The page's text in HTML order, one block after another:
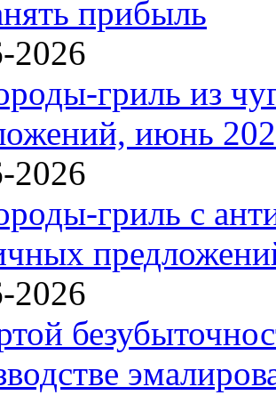
прибыль
2026
гриль из
июнь
2026
гриль с
2026